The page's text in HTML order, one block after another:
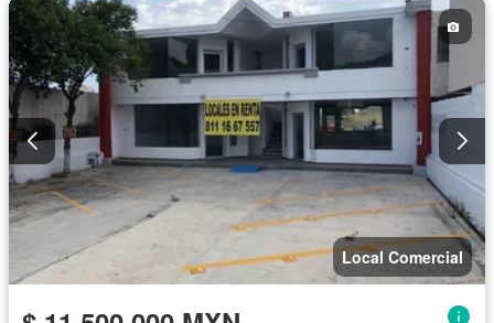
Local Comercial